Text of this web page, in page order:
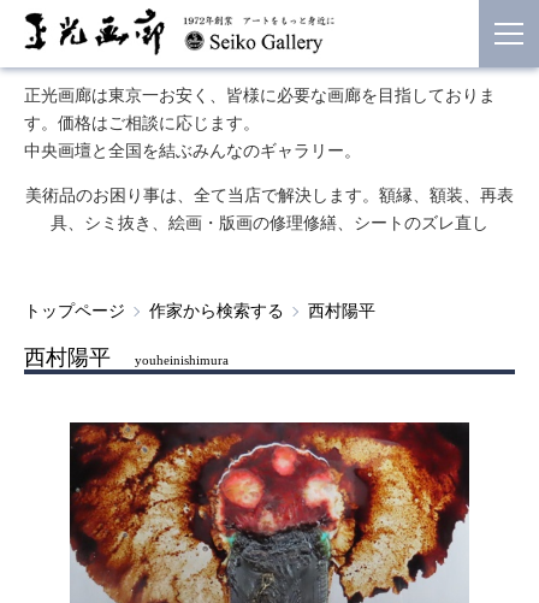
正光画廊は東京一お安く、皆様に必要な画廊を目指しておりま
す。価格はご相談に応じます。
中央画壇と全国を結ぶみんなのギャラリー。
美術品のお困り事は、全て当店で解決します。額縁、額装、再表
具、シミ抜き、絵画・版画の修理修繕、シートのズレ直し
トップページ 作家から検索する 西村陽平
西村陽平 youheinishimura